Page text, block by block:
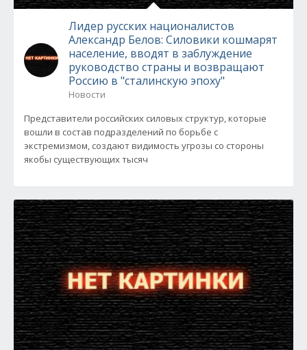
Лидер русских националистов
Александр Белов: Силовики кошмарят
население, вводят в заблуждение
руководство страны и возвращают
Россию в "сталинскую эпоху"
Новости
Представители российских силовых структур, которые
вошли в состав подразделений по борьбе с
экстремизмом, создают видимость угрозы со стороны
якобы существующих тысяч